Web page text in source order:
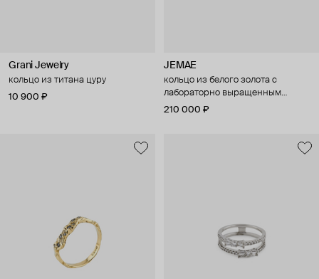
Grani Jewelry
кольцо из титана цуру
10 900 ₽
JEMAE
кольцо из белого золота с
лабораторно выращенным
бриллиантом
210 000 ₽